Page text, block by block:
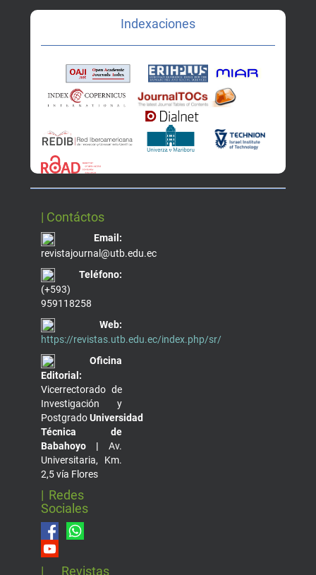
Indexaciones
| Contáctos
Email:
revistajournal@utb.edu.ec
Teléfono:
(+593)
959118258
Web:
https://revistas.utb.edu.ec/index.php/sr/
Oficina
Editorial:
Vicerrectorado de
Investigación y
PostgradoUniversidad
Técnica de
Babahoyo | Av.
Universitaria, Km.
2,5 vía Flores
| Redes
Sociales
| Revistas